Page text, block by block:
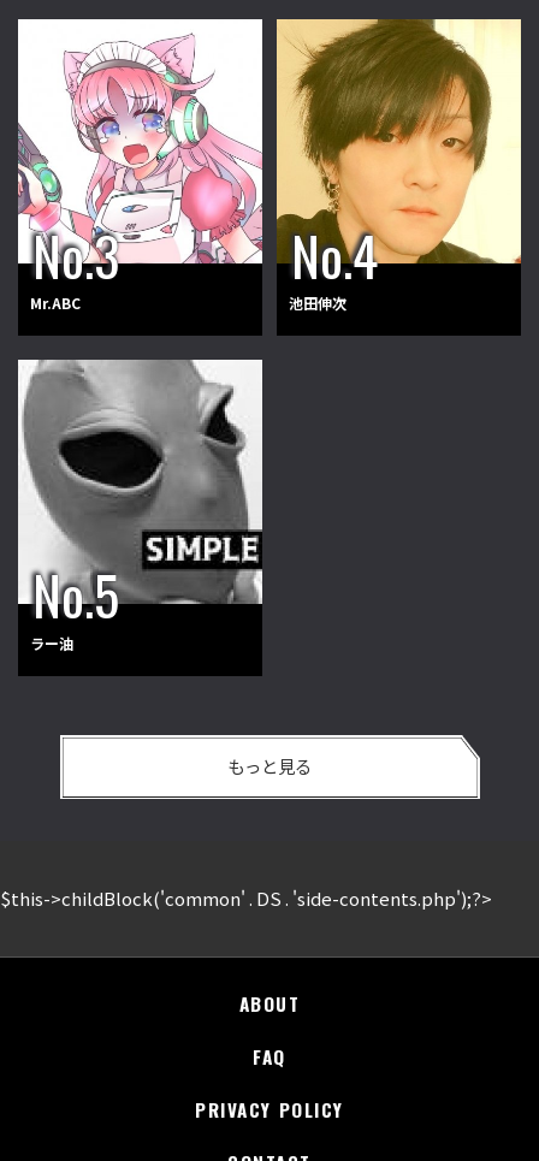
Mr.ABC 池田伸次
ラー油
もっと見る
$this->childBlock('common' . DS . 'side-contents.php');?>
ABOUT
FAQ
PRIVACY POLICY